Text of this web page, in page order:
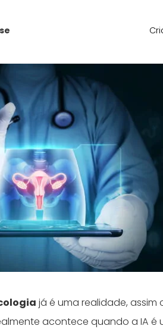
já é uma realidade, assim
acontece quando a IA é